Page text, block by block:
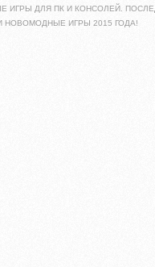
ИГРЫ ДЛЯ ПК И КОНСОЛЕЙ.
НОВОМОДНЫЕ ИГРЫ 2015 ГОДА!